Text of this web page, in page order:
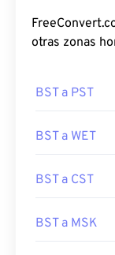
otras zonas
BST a PST
BST a WET
BST a CST
BST a MSK